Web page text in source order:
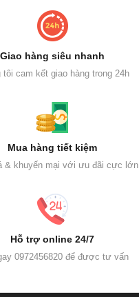
Giao hàng siêu nhanh
tôi cam kết giao hàng trong 24h
Mua hàng tiết kiệm
& khuyến mại với ưu đãi cực lớn
Hỗ trợ online 24/7
0972456820 để được tư vấn